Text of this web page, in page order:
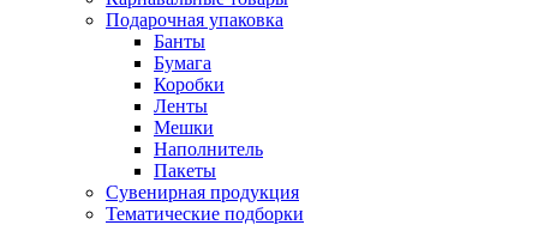
Подарочная упаковка
Банты
Бумага
Коробки
Ленты
Мешки
Наполнитель
Пакеты
Сувенирная продукция
Тематические подборки